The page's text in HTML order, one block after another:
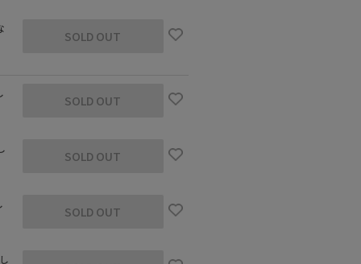
SOLD OUT
SOLD OUT
SOLD OUT
SOLD OUT